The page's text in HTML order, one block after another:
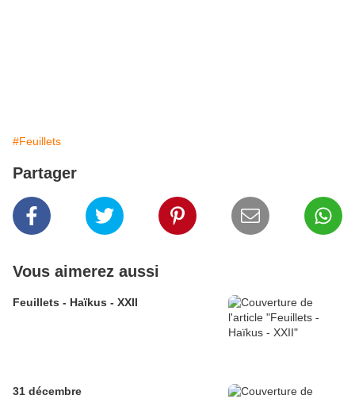
#Feuillets
Partager
Vous aimerez aussi
Feuillets - Haïkus - XXII
31 décembre